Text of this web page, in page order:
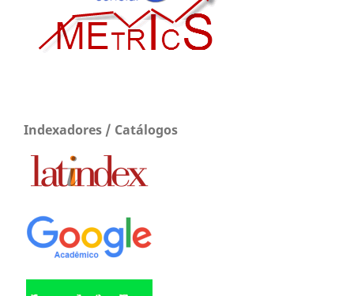
Indexadores / Catálogos